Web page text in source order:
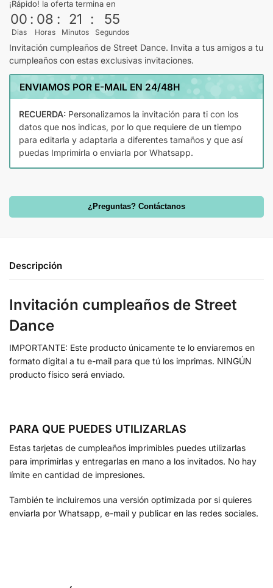
¡Rápido! la oferta termina en
00
Dias
: 08
Horas
: 21
Minutos
: 53
Segundos
Invitación cumpleaños de Street Dance. Invita a tus amigos a tu
cumpleaños con estas exclusivas invitaciones.
ENVIAMOS POR E-MAIL EN 24/48H
RECUERDA: Personalizamos la invitación para ti con los
datos que nos indicas, por lo que requiere de un tiempo
para editarla y adaptarla a diferentes tamaños y que así
puedas Imprimirla o enviarla por Whatsapp.
¿Preguntas? Contáctanos
Descripción
Invitación cumpleaños de Street
Dance
IMPORTANTE: Este producto únicamente te lo enviaremos en
formato digital a tu e-mail para que tú los imprimas. NINGÚN
producto físico será enviado.
PARA QUE PUEDES UTILIZARLAS
Estas tarjetas de cumpleaños imprimibles puedes utilizarlas
para imprimirlas y entregarlas en mano a los invitados. No hay
límite en cantidad de impresiones.
También te incluiremos una versión optimizada por si quieres
enviarla por Whatsapp, e-mail y publicar en las redes sociales.